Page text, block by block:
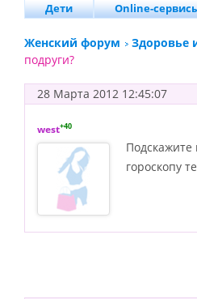
Дети Online-
Женский форум Здоровье
подруги?
28 Марта 2012 12:45:07
west+40
Подскажите
гороскопу